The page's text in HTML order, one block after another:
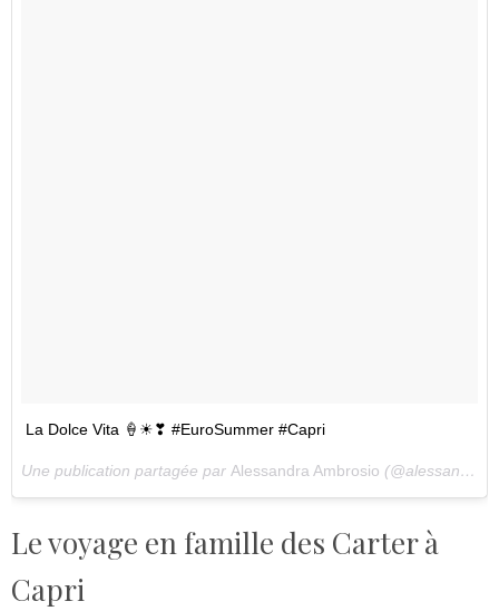
La Dolce Vita 🍦☀❣ #EuroSummer #Capri
Une publication partagée par Alessandra Ambrosio (@alessandraambrosio) le
Le voyage en famille des Carter à
Capri